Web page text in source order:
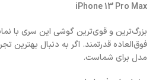
iPhone 13 Pro Max
فوق‌العاده قدرتمند. اگر به دنبال بهترین
مدل برای شماست.